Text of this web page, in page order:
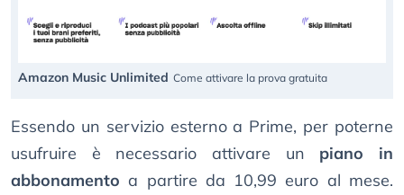
Amazon Music Unlimited Come attivare la prova gratuita
Essendo un servizio esterno a Prime, per poterne
usufruire è necessario attivare un piano in
abbonamento a partire da 10,99 euro al mese.